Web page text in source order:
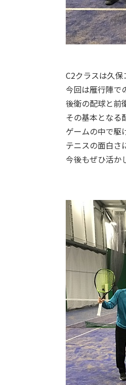
C2クラスは久保
今回は雁行陣で
後衛の配球と前
その基本となる
ゲームの中で駆
テニスの面白さ
今後もぜひ活か